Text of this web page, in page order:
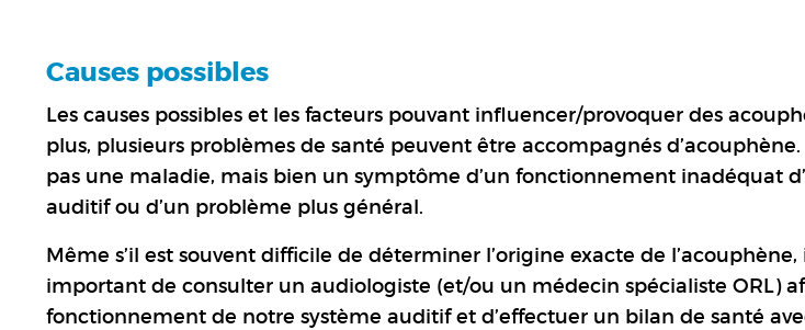
Causes possibles
Les causes possibles et les facteurs pouvant influencer/provoquer des
plus, plusieurs problèmes de santé peuvent être accompagnés d’acouphène.
pas une maladie, mais bien un symptôme d’un fonctionnement inadéquat
auditif ou d’un problème plus général.
Même s’il est souvent difficile de déterminer l’origine exacte de
important de consulter un audiologiste (et/ou un médecin spécialiste ORL)
fonctionnement de notre système auditif et d’effectuer un bilan de santé